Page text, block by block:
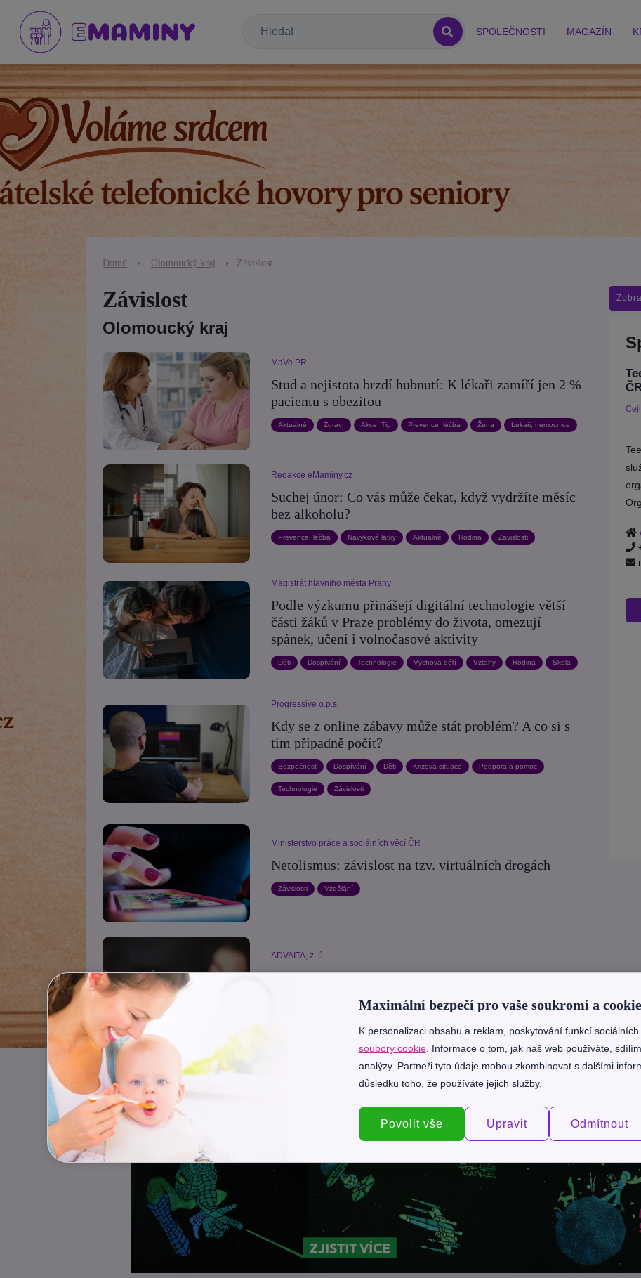
SPOLEČNOSTI MAGAZÍN
Domů Olomoucký kraj Závislost
Závislost
Olomoucký kraj
MaVe PR
Stud a nejistota brzdí hubnutí: K lékaři zamíří jen 2 %
pacientů s obezitou
Aktuálně Zdraví Akce, Tip Prevence, léčba Žena Lékaři, nemocnice
Redakce eMaminy.cz
Suchej únor: Co vás může čekat, když vydržíte měsíc
bez alkoholu?
Prevence, léčba Návykové látky Aktuálně Rodina Závislosti
Magistrát hlavního města Prahy
Podle výzkumu přinášejí digitální technologie větší
části žáků v Praze problémy do života, omezují
spánek, učení i volnočasové aktivity
Děti Dospívání Technologie Výchova dětí Vztahy Rodina Škola
Progressive o.p.s.
Kdy se z online zábavy může stát problém? A co si s
tím případně počít?
Bezpečnost Dospívání Děti Krizová situace Podpora a pomoc
Technologie Závislosti
Ministerstvo práce a sociálních věcí ČR
Netolismus: závislost na tzv. virtuálních drogách
Závislosti Vzdělání
ADVAITA, z. ú.
Syndrom závislosti
Návykové látky Závislosti
Další články
Maximální bezpečí pro vaše soukromí a
K personalizaci obsahu a reklam, poskytování funkcí
soubory cookie. Informace o tom, jak náš web používáte,
analýzy. Partneři tyto údaje mohou zkombinovat s dalšími
důsledku toho, že používáte jejich služby.
Povolit vše Upravit Odmítnout